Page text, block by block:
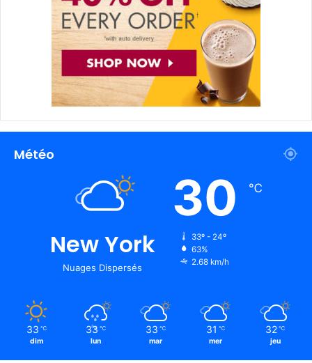
Météo
New York
Nuages Dispersés
30 ℃
33º - 24º
63%
2.68 km/h
33 ℃
dim
33 ℃
lun
33 ℃
mar
31 ℃
mer
32 ℃
jeu